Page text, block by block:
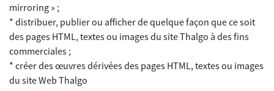
mirroring » ;
* distribuer, publier ou afficher de quelque façon que ce soit
des pages HTML, textes ou images du site Thalgo à des fins
commerciales ;
* créer des œuvres dérivées des pages HTML, textes ou images
du site Web Thalgo